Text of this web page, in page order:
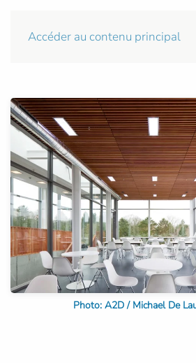
Accéder au contenu principal
Photo: A2D / Michael De